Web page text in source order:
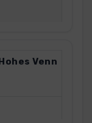
Venn